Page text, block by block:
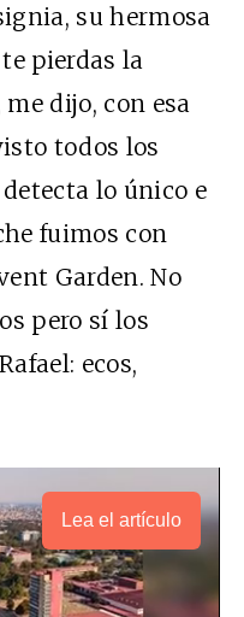
su hermosa
pierdas la
dijo, con esa
todos los
lo único e
fuimos con
Garden. No
pero sí los
ecos,
Lea el artículo